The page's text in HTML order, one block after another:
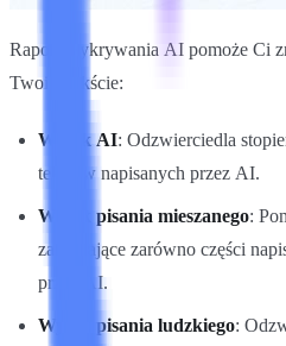
Raport wykrywania AI pomoże Ci
Twoim tekście:
Wynik AI: Odzwierciedla
tekstów napisanych przez AI.
Wynik pisania mieszanego:
zawierające zarówno części
przez AI.
Wynik pisania ludzkiego: